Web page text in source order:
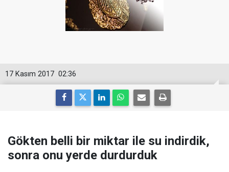
02:36
17 Kasım 2017
Gökten belli bir miktar ile su indirdik,
sonra onu yerde durdurduk